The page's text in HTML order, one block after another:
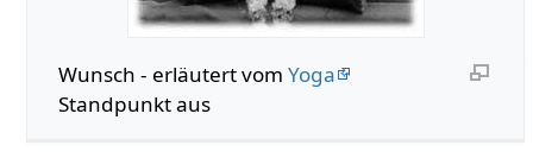
Wunsch - erläutert vom Yoga
Standpunkt aus